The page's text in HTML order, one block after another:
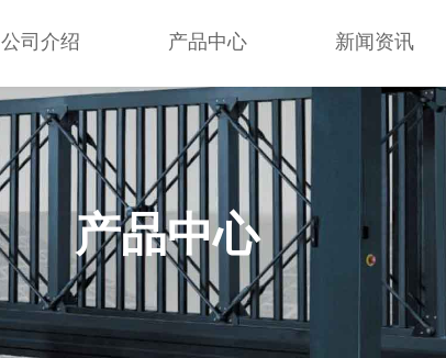
公司介绍 产品中心 新闻资讯
产品中心